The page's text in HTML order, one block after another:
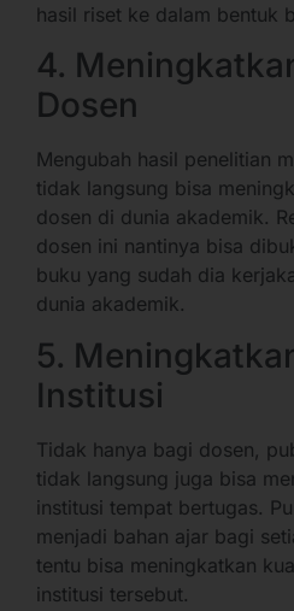
hasil riset ke dalam bentuk
4.
Dosen
Mengubah hasil penelitian
tidak langsung bisa
dosen di dunia akademik.
dosen ini nantinya bisa
buku yang sudah dia
dunia akademik.
5.
Institusi
Tidak hanya bagi dosen,
tidak langsung juga bisa
institusi tempat bertugas.
menjadi bahan ajar bagi
tentu bisa meningkatkan
institusi tersebut.